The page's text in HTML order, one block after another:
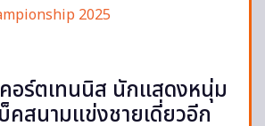
อร์ตเทนนิส นักแสดงหนุ่ม
สนามแข่งชายเดี่ยวอีก